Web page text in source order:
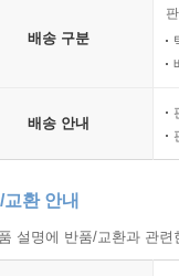
앤더슨의 작품 세계
작업을 하였고, 그 결
영화를 묶어 『웨스
로 묶은 이유는 그만
앤더슨뿐만 아니라 주
로, 작곡가 알렉상
는 지성을 갖춘 영롱
배송 구분
배송 안내
교환 안내
설명에 반품/교환과 관련